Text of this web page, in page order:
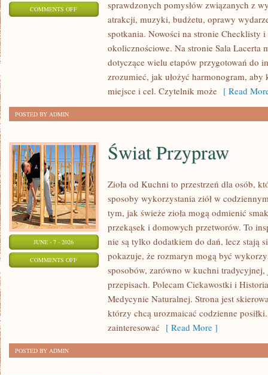
COMMENTS OFFON
DEKORACJE
ARANŻACJE
sprawdzonych pomysłów związanych z
atrakcji, muzyki, budżetu, oprawy
spotkania. Nowości na stronie Checklisty
okolicznościowe. Na stronie Sala Lacerta
dotyczące wielu etapów przygotowań do
zrozumieć, jak ułożyć harmonogram, aby
miejsce i cel. Czytelnik może [ Read
POSTED BY ADMIN
JUNE - 7 - 2026
COMMENTS OFFON
PRZYPRAW
Świat Przypraw
Zioła od Kuchni to przestrzeń dla osób,
sposoby wykorzystania ziół w
tym, jak świeże zioła mogą odmienić
przekąsek i domowych przetworów. To
nie są tylko dodatkiem do dań, lecz stają
pokazuje, że rozmaryn mogą być
sposobów, zarówno w kuchni
przepisach. Polecam Ciekawostki i
Medycynie Naturalnej. Strona jest
którzy chcą urozmaicać codzienne
zainteresować [ Read More ]
POSTED BY ADMIN